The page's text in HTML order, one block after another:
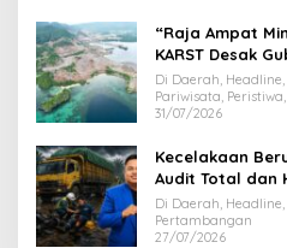
“Raja Ampat
KARST Desak
Dispar Sultra
Di Daerah,
Pariwisata,
31/07/2026
Kecelakaan
Audit Total dan
Di Daerah,
Pertambangan
27/07/2026